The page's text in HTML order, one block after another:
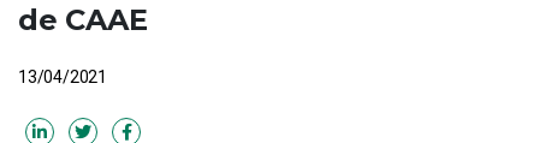
de CAAE
13/04/2021